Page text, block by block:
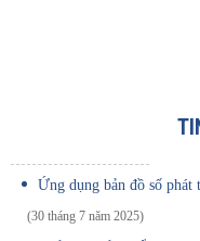
Ứng dụng bản đồ số
(30 tháng 7 năm 2025)